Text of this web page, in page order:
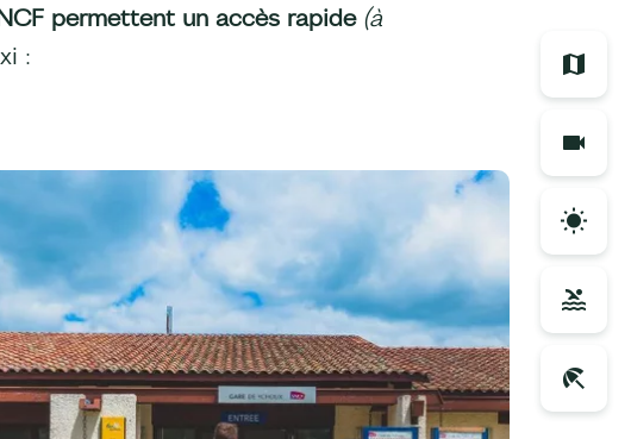
permettent un accès rapide (à
: